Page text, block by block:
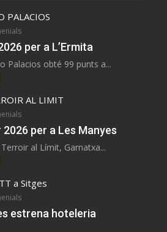
per a L’Ermita
Palacios obté 99 punts a...
per a Les Manyes
al Límit, Garnatxa...
estrena hoteleria